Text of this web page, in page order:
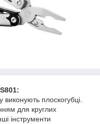
плоскогубці.
для круглих
інструменти